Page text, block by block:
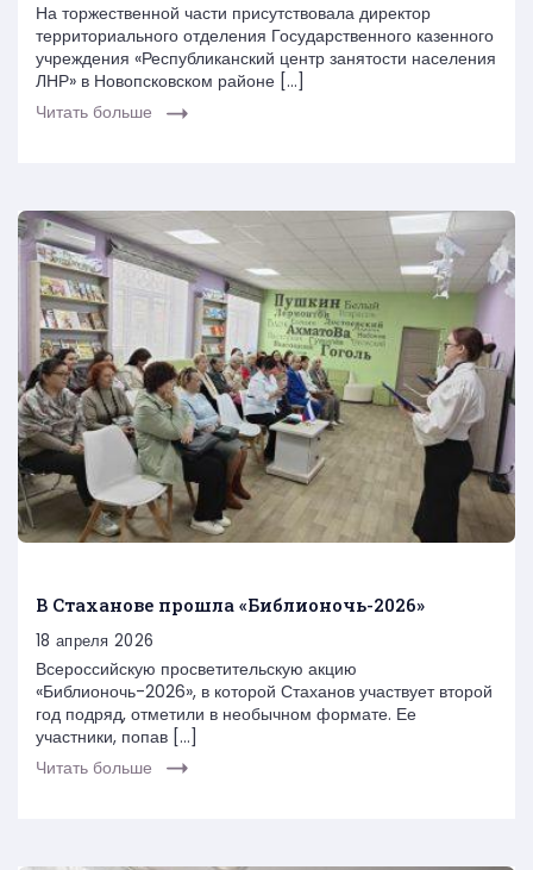
На торжественной части присутствовала директор
территориального отделения Государственного казенного
учреждения «Республиканский центр занятости населения
ЛНР» в Новопсковском районе […]
Читать больше
В Стаханове прошла «Библионочь-2026»
18 апреля 2026
Всероссийскую просветительскую акцию
«Библионочь-2026», в которой Стаханов участвует второй
год подряд, отметили в необычном формате. Ее
участники, попав […]
Читать больше